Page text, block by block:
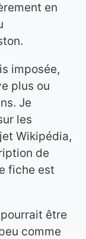
en
imposée,
plus ou
Je
les
Wikipédia,
de
fiche est
être
comme